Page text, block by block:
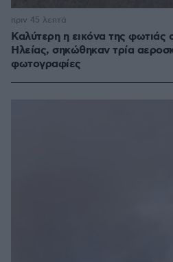
Καλύτερη η εικόνα της φωτιάς
Ηλείας, σηκώθηκαν τρία
φωτογραφίες
πριν 45 λεπτά